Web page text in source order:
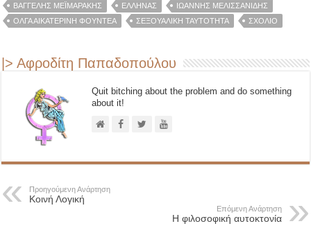
ΒΑΓΓΈΛΗΣ ΜΕΪΜΑΡΆΚΗΣ
ΈΛΛΗΝΑΣ
ΙΩΆΝΝΗΣ ΜΕΛΙΣΣΑΝΊΔΗΣ
ΌΛΓΑ ΑΙΚΑΤΕΡΊΝΗ ΦΟΥΝΤΈΑ
ΣΕΞΟΥΑΛΙΚΉ ΤΑΥΤΌΤΗΤΑ ΣΧΌΛΙΟ
|> Αφροδίτη Παπαδοπούλου
Quit bitching about the problem and do something
about it!
Προηγούμενη Ανάρτηση
Κοινή Λογική
Επόμενη Ανάρτηση
Η φιλοσοφική αυτοκτονία